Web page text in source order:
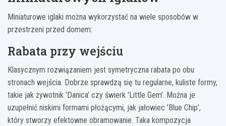
Miniaturowe iglaki można wykorzystać na wiele sposobów w
przestrzeni przed domem:
Rabata przy wejściu
Klasycznym rozwiązaniem jest symetryczna rabata po obu
stronach wejścia. Dobrze sprawdzą się tu regularne, kuliste formy,
takie jak żywotnik 'Danica’ czy świerk 'Little Gem’. Można je
uzupełnić niskimi formami płożącymi, jak jałowiec 'Blue Chip’,
który stworzy efektowne obramowanie. Taka kompozycja